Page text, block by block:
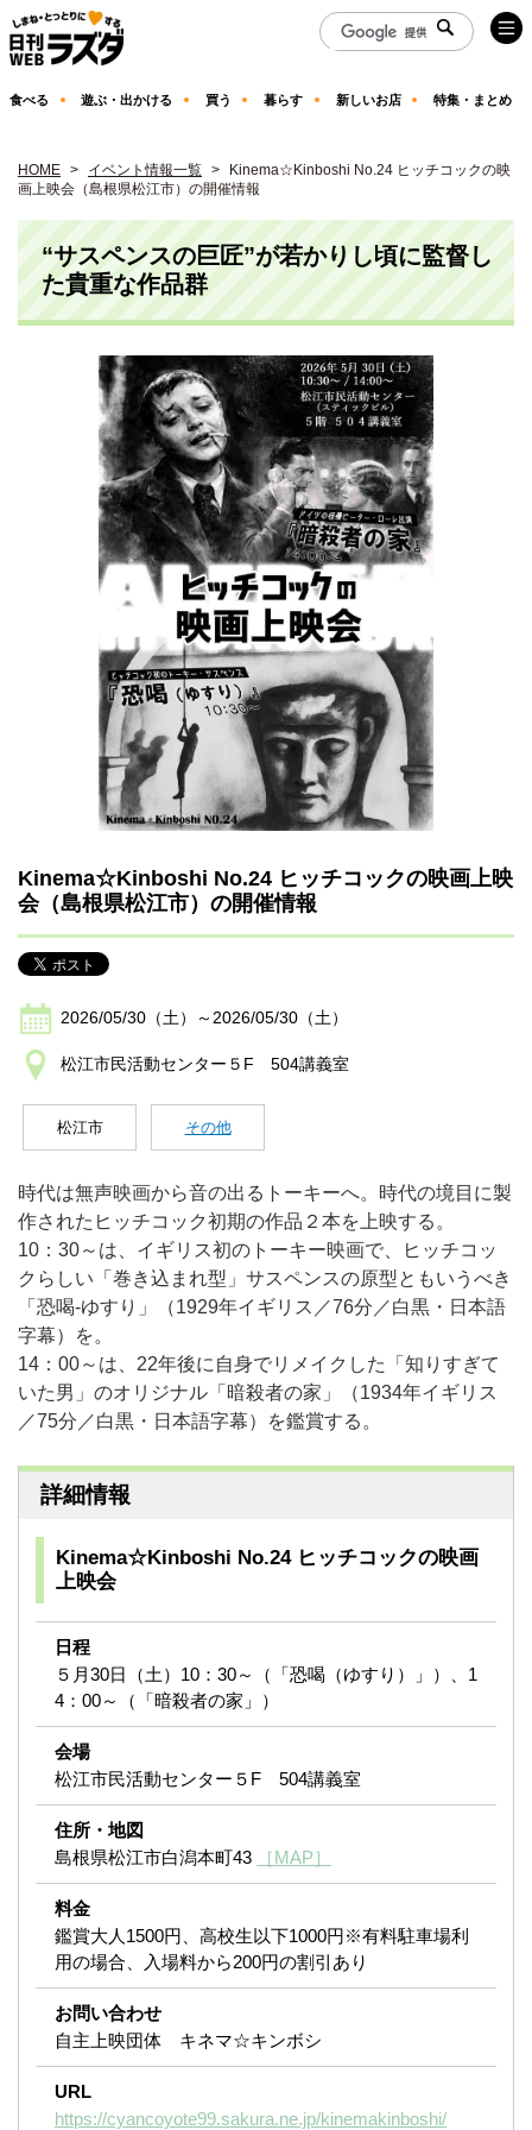
食べる 遊ぶ・出かける 買う 暮らす 新しいお店 特集・まとめ
HOME イベント情報一覧
Kinema☆Kinboshi No.24 ヒッチコックの映
画上映会（島根県松江市）の開催情報
“サスペンスの巨匠”が若かりし頃に監督し
た貴重な作品群
Kinema☆Kinboshi No.24 ヒッチコックの映画上映
会（島根県松江市）の開催情報
2026/05/30（土）～2026/05/30（土）
松江市民活動センター５F 504講義室
松江市 その他
時代は無声映画から音の出るトーキーへ。時代の境目に製
作されたヒッチコック初期の作品２本を上映する。
10：30～は、イギリス初のトーキー映画で、ヒッチコッ
クらしい「巻き込まれ型」サスペンスの原型ともいうべき
「恐喝-ゆすり」（1929年イギリス／76分／白黒・日本語
字幕）を。
14：00～は、22年後に自身でリメイクした「知りすぎて
いた男」のオリジナル「暗殺者の家」（1934年イギリス
／75分／白黒・日本語字幕）を鑑賞する。
詳細情報
Kinema☆Kinboshi No.24 ヒッチコックの映画
上映会
日程
５月30日（土）10：30～（「恐喝（ゆすり）」）、1
4：00～（「暗殺者の家」）
会場
松江市民活動センター５F 504講義室
住所・地図
島根県松江市白潟本町43
［MAP］
料金
鑑賞大人1500円、高校生以下1000円※有料駐車場利
用の場合、入場料から200円の割引あり
お問い合わせ
自主上映団体 キネマ☆キンボシ
URL
https://cyancoyote99.sakura.ne.jp/kinemakinboshi/